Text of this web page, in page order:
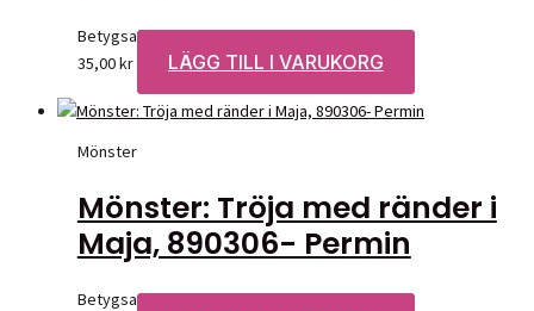
Betygsatt0av 5
35,00kr LÄGG TILL I VARUKORG
Mönster
Mönster: Tröja med ränder i
Maja, 890306- Permin
Betygsatt0av 5